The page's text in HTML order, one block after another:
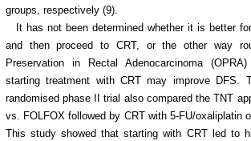
groups, respectively (9).
It has not been determined whether it is better
and then proceed to CRT, or the other way
Preservation in Rectal Adenocarcinoma
starting treatment with CRT may improve DFS.
randomised phase II trial also compared the TNT
vs. FOLFOX followed by CRT with 5-FU/oxaliplatin
This study showed that starting with CRT led to